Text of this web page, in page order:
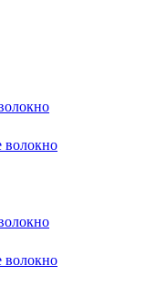
волокно
волокно